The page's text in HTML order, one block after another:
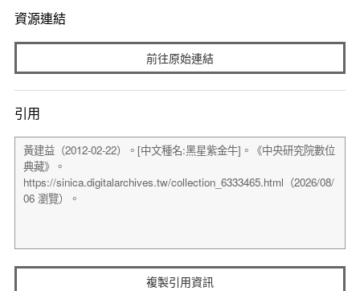
資源連結
前往原始連結
引用
複製引用資訊